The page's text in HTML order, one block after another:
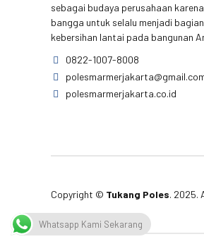
sebagai budaya perusahaan
bangga untuk selalu menjadi
kebersihan lantai pada bangunan
0822-1007-8008
polesmarmerjakarta.co.id
Copyright © Tukang Poles. 2025.
Whatsapp Kami Sekarang